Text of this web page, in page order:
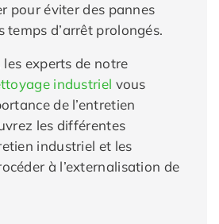
pour éviter des pannes
temps d’arrêt prolongés.
experts de notre
industriel vous
de l’entretien
les différentes
industriel et les
à l’externalisation de